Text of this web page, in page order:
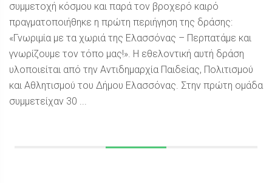
συμμετοχή κόσμου και παρά τον βροχερό καιρό
πραγματοποιήθηκε η πρώτη περιήγηση της δράσης:
«Γνωριμία με τα χωριά της Ελασσόνας – Περπατάμε και
γνωρίζουμε τον τόπο μας!». Η εθελοντική αυτή δράση
υλοποιείται από την Αντιδημαρχία Παιδείας, Πολιτισμού
και Αθλητισμού του Δήμου Ελασσόνας. Στην πρώτη ομάδα
συμμετείχαν 30 ...